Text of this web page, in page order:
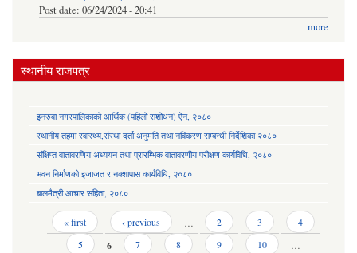
Post date: 06/24/2024 - 20:41
more
स्थानीय राजपत्र
इनरुवा नगरपालिकाको आर्थिक (पहिलो संशोधन) ऐन, २०८०
स्थानीय तहमा स्वास्थ्य,संस्था दर्ता अनुमति तथा नविकरण सम्बन्धी निर्देशिका २०८०
संक्षिप्त वातावरणिय अध्ययन तथा प्रारम्भिक वातावरणीय परीक्षण कार्यविधि, २०८०
भवन निर्माणको इजाजत र नक्शापास कार्यविधि, २०८०
बालमैत्री आचार संहिता, २०८०
Pages « first ‹ previous … 2 3
4
5
6 7 8 9 10
…